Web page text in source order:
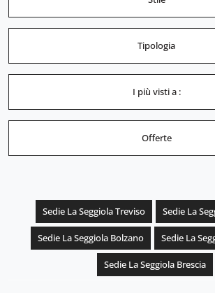
Tipologia
I più visti a :
Offerte
Sedie La Seggiola Treviso Sedie La
Sedie La Seggiola Bolzano Sedie La
Sedie La Seggiola Brescia